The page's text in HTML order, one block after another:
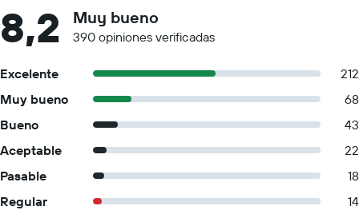
8,2 Muy bueno
390 opiniones verificadas
Excelente
212
Muy bueno
68
Bueno
43
Aceptable
22
Pasable
18
Regular
14